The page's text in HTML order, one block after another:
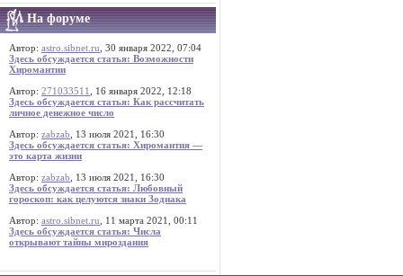
На форуме
Автор: astro.sibnet.ru , 30 января 2022, 07:04
Здесь обсуждается статья: Возможности
Хиромантии
Автор: 271033511
, 16 января 2022, 12:18
Здесь обсуждается статья: Как рассчитать
личное денежное число
Автор: zabzab , 13 июля 2021, 16:30
Здесь обсуждается статья: Хиромантия —
это карта жизни
Автор: zabzab , 13 июля 2021, 16:30
Здесь обсуждается статья: Любовный
гороскоп: как целуются знаки Зодиака
Автор: astro.sibnet.ru , 11 марта 2021, 00:11
Здесь обсуждается статья: Числа
открывают тайны мироздания